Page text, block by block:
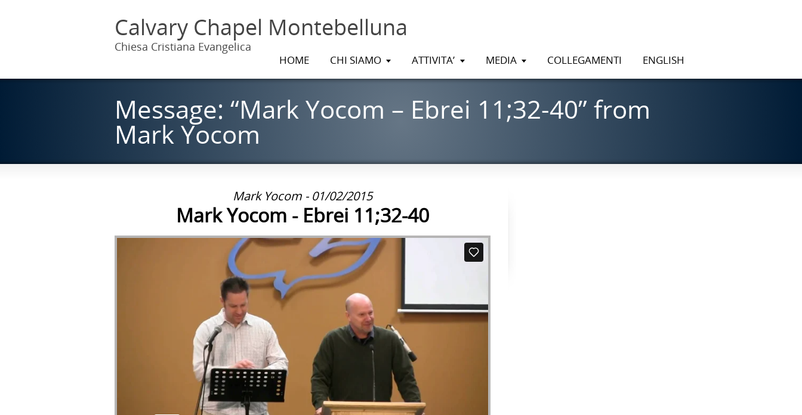
Calvary Chapel Montebelluna
Chiesa Cristiana Evangelica
HOME CHI SIAMO ATTIVITA’ MEDIA COLLEGAMENTI ENGLISH
Message: “Mark Yocom – Ebrei 11;32-40” from
Mark Yocom
Mark Yocom - 01/02/2015
Mark Yocom - Ebrei 11;32-40